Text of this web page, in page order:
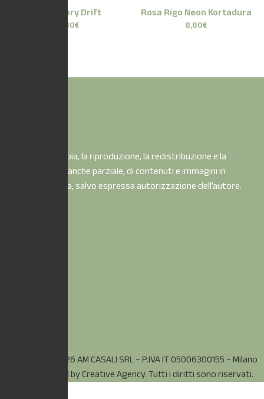
Rosa Ivory Drift
8,80€
Rosa Rigo Neon Kortadura
8,80€
È vietata la copia, la riproduzione, la redistribuzione e la
pubblicazione, anche parziale, di contenuti e immagini in
qualsiasi forma, salvo espressa autorizzazione dell’autore.
© Copyright 2026 AM CASALI SRL – P.IVA IT 05006300155 – Milano
(MI) – Powered byCreative Agency.Tutti i diritti sono riservati.